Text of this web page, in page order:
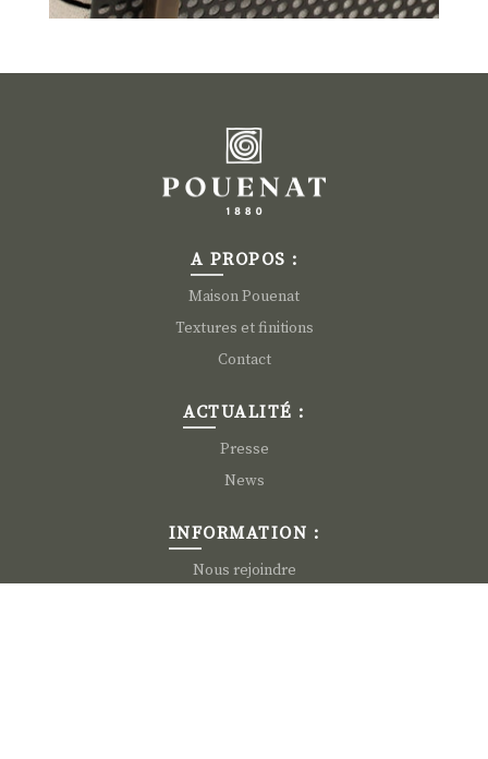
A PROPOS :
Maison Pouenat
Textures et finitions
Contact
ACTUALITÉ :
Presse
News
INFORMATION :
Nous rejoindre